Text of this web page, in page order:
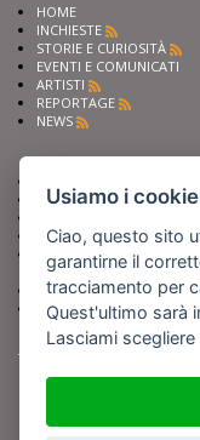
HOME
INCHIESTE
STORIE E CURIOSITÀ
EVENTI E COMUNICATI
ARTISTI
REPORTAGE
NEWS
Scrivi alla redazione
Sostieni Barinedita
Iscriviti al nostro corso di
giornalismo
Compra i nostri libri
Entra in Barinedita Map
BARIREPORT s.a.s., Partita
Copyright BARIREPORT
logo di Barinedita sono
detiene i Diritti d'Autore e
Usiamo i
Ciao, questo sito
garantirne il
tracciamento per
Quest'ultimo sarà
Lasciami scegliere